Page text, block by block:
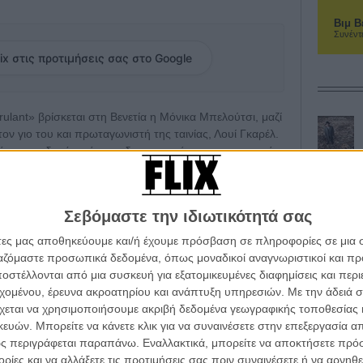
Σεβόμαστε την ιδιωτικότητά σας
μας αποθηκεύουμε και/ή έχουμε πρόσβαση σε πληροφορίες σε
προσωπικά δεδομένα, όπως μοναδικοί αναγνωριστικοί και
από μια συσκευή για εξατομικευμένες διαφημίσεις και
έρευνα ακροατηρίου και ανάπτυξη υπηρεσιών. Με την άδειά
να χρησιμοποιήσουμε ακριβή δεδομένα γεωγραφικής τοποθεσίας
Μπορείτε να κάνετε κλικ για να συναινέσετε στην επεξεργασία
περιγράφεται παραπάνω. Εναλλακτικά, μπορείτε να αποκτήσετε
και να αλλάξετε τις προτιμήσεις σας πριν συναινέσετε ή να
στις προτιμήσεις σας στο Google
βρίσκεται στη Βενετία η Μόνικα Μπελούτσι, μαζί
γιο του και πρωταγωνιστή της ταινίας, Λουί Γκαρέλ.
τόρα, υποδοχή από τους δημοσιογράφους και το κοινό,
ενωμένη και με αμοιβαίο σεβασμό.
ώρα, πατέρας και γιος μίλησαν με πάθος για τη
υπάρχει η γυναικεία ψυχή κι εγώ προσπάθησα ν’
ο σκηνοθέτης Φιλίπ Γκαρέλ, εμπνευσμένος,
Αλλωστε, όπως επισήμανε ο Γκαρέλ, κι ο
κοινό σφύριζε και αποδοκίμαζε, κάτι που συνέβη και
αντιμετωπίζουν το θέμα τους μ’ ένα μη
δεν εκτίμησε τους χαμηλούς τόνους της ταινίας.
Βιμ